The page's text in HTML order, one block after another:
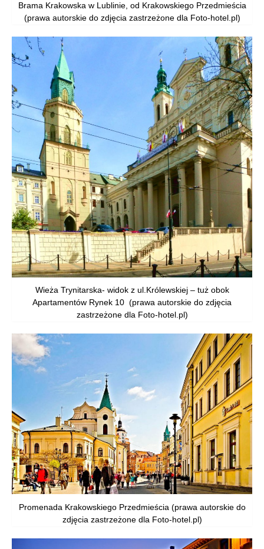
Brama Krakowska w Lublinie, od Krakowskiego Przedmieścia
(prawa autorskie do zdjęcia zastrzeżone dla Foto-hotel.pl)
Wieża Trynitarska- widok z ul.Królewskiej – tuż obok
Apartamentów Rynek 10 (prawa autorskie do zdjęcia
zastrzeżone dla Foto-hotel.pl)
Promenada Krakowskiego Przedmieścia (prawa autorskie do
zdjęcia zastrzeżone dla Foto-hotel.pl)